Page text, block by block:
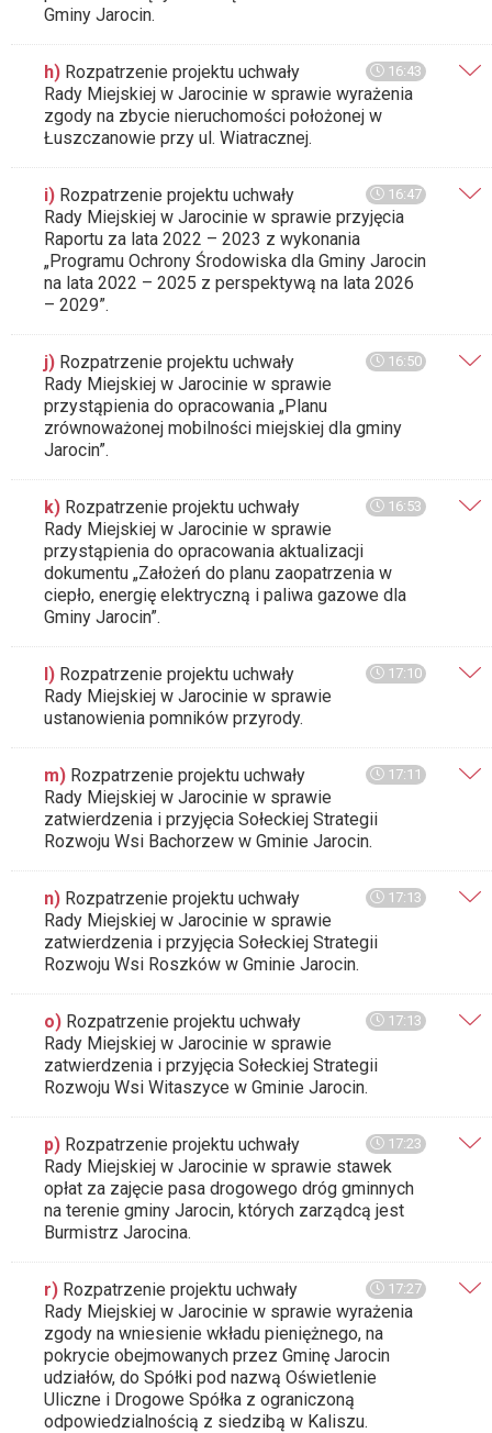
Gminy Jarocin.
16:43
h) Rozpatrzenie projektu uchwały
Rady Miejskiej w Jarocinie w sprawie wyrażenia
zgody na zbycie nieruchomości położonej w
Łuszczanowie przy ul. Wiatracznej.
16:47
i) Rozpatrzenie projektu uchwały
Rady Miejskiej w Jarocinie w sprawie przyjęcia
Raportu za lata 2022 – 2023 z wykonania
„Programu Ochrony Środowiska dla Gminy Jarocin
na lata 2022 – 2025 z perspektywą na lata 2026
– 2029”.
16:50
j) Rozpatrzenie projektu uchwały
Rady Miejskiej w Jarocinie w sprawie
przystąpienia do opracowania „Planu
zrównoważonej mobilności miejskiej dla gminy
Jarocin”.
16:53
k) Rozpatrzenie projektu uchwały
Rady Miejskiej w Jarocinie w sprawie
przystąpienia do opracowania aktualizacji
dokumentu „Założeń do planu zaopatrzenia w
ciepło, energię elektryczną i paliwa gazowe dla
Gminy Jarocin”.
17:10
l) Rozpatrzenie projektu uchwały
Rady Miejskiej w Jarocinie w sprawie
ustanowienia pomników przyrody.
17:11
m) Rozpatrzenie projektu uchwały
Rady Miejskiej w Jarocinie w sprawie
zatwierdzenia i przyjęcia Sołeckiej Strategii
Rozwoju Wsi Bachorzew w Gminie Jarocin.
17:13
n) Rozpatrzenie projektu uchwały
Rady Miejskiej w Jarocinie w sprawie
zatwierdzenia i przyjęcia Sołeckiej Strategii
Rozwoju Wsi Roszków w Gminie Jarocin.
17:13
o) Rozpatrzenie projektu uchwały
Rady Miejskiej w Jarocinie w sprawie
zatwierdzenia i przyjęcia Sołeckiej Strategii
Rozwoju Wsi Witaszyce w Gminie Jarocin.
17:23
p) Rozpatrzenie projektu uchwały
Rady Miejskiej w Jarocinie w sprawie stawek
opłat za zajęcie pasa drogowego dróg gminnych
na terenie gminy Jarocin, których zarządcą jest
Burmistrz Jarocina.
17:27
r) Rozpatrzenie projektu uchwały
Rady Miejskiej w Jarocinie w sprawie wyrażenia
zgody na wniesienie wkładu pieniężnego, na
pokrycie obejmowanych przez Gminę Jarocin
udziałów, do Spółki pod nazwą Oświetlenie
Uliczne i Drogowe Spółka z ograniczoną
odpowiedzialnością z siedzibą w Kaliszu.